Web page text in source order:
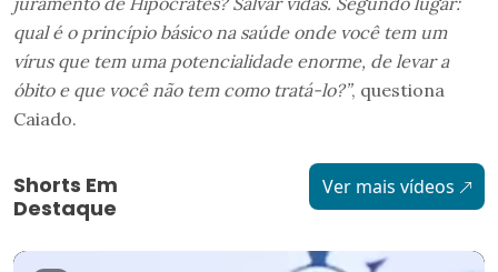
qual é o princípio básico na saúde onde você tem um
vírus que tem uma potencialidade enorme, de levar a
óbito e que você não tem como tratá-lo?”, questiona
Caiado.
Shorts Em
Destaque
Ver mais vídeos